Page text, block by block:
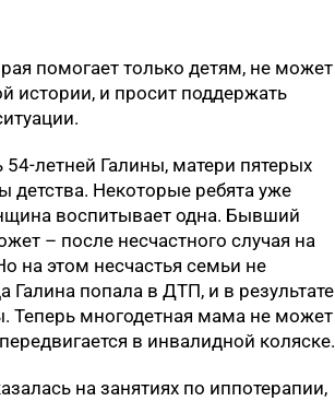
помогает только детям, не может
истории, и просит поддержать
летней Галины, матери пятерых
детства. Некоторые ребята уже
воспитывает одна. Бывший
– после несчастного случая на
на этом несчастья семьи не
Галина попала в ДТП, и в результате
Теперь многодетная мама не может
в инвалидной коляске.
на занятиях по иппотерапии,